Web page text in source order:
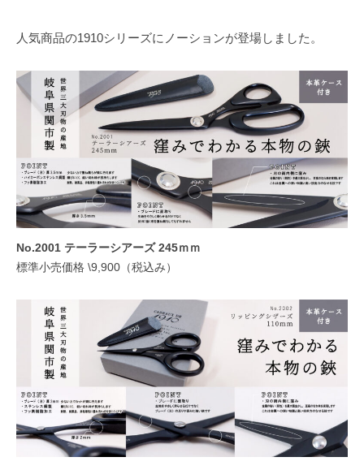
人気商品の1910シリーズにノーションが登場しました。
No.2001 テーラーシアーズ 245ｍｍ
標準小売価格 \9,900（税込み）